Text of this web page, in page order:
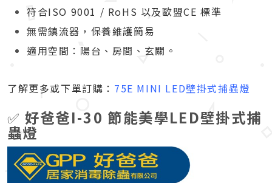
符合ISO 9001 / RoHS 以及歐盟CE 標準
無需鎮流器，保養維護簡易
適用空間：陽台、房間、玄關。
了解更多或下單訂購： 75E MINI LED壁掛式捕蟲燈
✅ 好爸爸I-30 節能美學LED壁掛式捕
蟲燈